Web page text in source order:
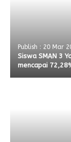
Publish : 20 Mar
Siswa SMAN 3
mencapai